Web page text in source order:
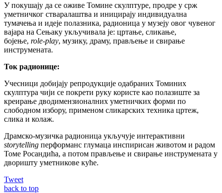
У покушају да се оживе Томине скулптуре, продре у срж
уметничког стваралаштва и иницирају индивидуална
тумачења и идеје полазника, радионица у музеју овог чувеног
вајара на Сењаку укључивала је: цртање, сликање,
бојење, role-play, музику, драму, прављење и свирање
инструмената.
Ток радионице:
Учесници добијају репродукције одабраних Томиних
скулптура чији се покрети руку користе као полазиште за
креирање дводимензионалних уметничких форми по
слободном избору, применом сликарских техника цртеж,
слика и колаж.
Драмско-музичка радионица укључује интерактивни
storytelling перформанс глумаца инспирисан животом и радом
Томе Росандића, а потом прављење и свирање инструмената у
дворишту уметникове куће.
Tweet
back to top